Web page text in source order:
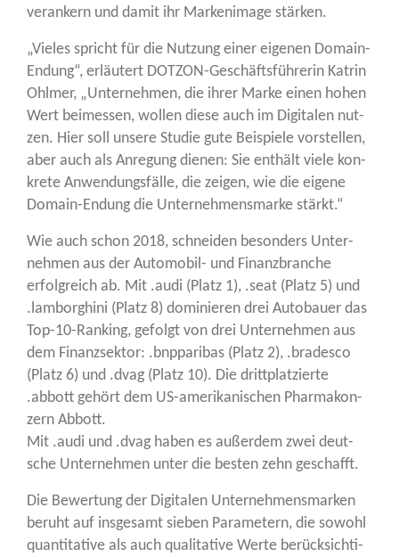
ver­an­kern und damit ihr Mar­ken­image stärken.
„Vie­les spricht für die Nut­zung einer eige­nen Domain-
Endung“, erläu­tert DOT­ZON-Geschäfts­füh­re­rin Kat­rin
Ohl­mer, „Unter­neh­men, die ihrer Mar­ke einen hohen
Wert bei­mes­sen, wol­len die­se auch im Digi­ta­len nut­
zen. Hier soll unse­re Stu­die gute Bei­spie­le vor­stel­len,
aber auch als Anre­gung die­nen: Sie ent­hält vie­le kon­
kre­te Anwen­dungs­fäl­le, die zei­gen, wie die eige­ne
Domain-Endung die Unter­neh­mens­mar­ke stärkt.“
Wie auch schon 2018, schnei­den beson­ders Unter­
neh­men aus der Auto­mo­bil- und Finanz­bran­che
erfolg­reich ab. Mit .audi (Platz 1), .seat (Platz 5) und
.lam­bor­ghi­ni (Platz 8) domi­nie­ren drei Auto­bau­er das
Top-10-Ran­king, gefolgt von drei Unter­neh­men aus
dem Finanz­sek­tor: .bnppa­ri­bas (Platz 2), .bra­des­co
(Platz 6) und .dvag (Platz 10). Die dritt­plat­zier­te
.abbott gehört dem US-ame­ri­ka­ni­schen Phar­ma­kon­
zern Abbott.
Mit .audi und .dvag haben es außer­dem zwei deut­
sche Unter­neh­men unter die bes­ten zehn geschafft.
Die Bewer­tung der Digi­ta­len Unter­neh­mens­mar­ken
beruht auf ins­ge­samt sie­ben Para­me­tern, die sowohl
quan­ti­ta­ti­ve als auch qua­li­ta­ti­ve Wer­te berück­sich­ti­